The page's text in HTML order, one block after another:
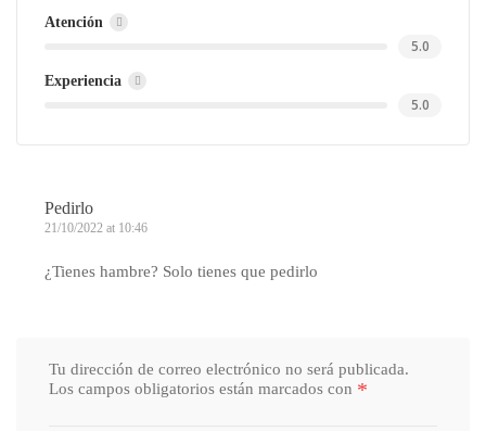
Atención
5.0
Experiencia
5.0
Pedirlo
21/10/2022 at 10:46
¿Tienes hambre? Solo tienes que pedirlo
Tu dirección de correo electrónico no será publicada.
Los campos obligatorios están marcados con *